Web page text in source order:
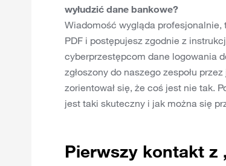
wyłudzić dane bankowe?
Wiadomość wygląda profesjonalnie,
PDF i postępujesz zgodnie z
cyberprzestępcom dane logowania
zgłoszony do naszego zespołu
zorientował się, że coś jest nie tak.
jest taki skuteczny i jak można się
Pierwszy kontakt z